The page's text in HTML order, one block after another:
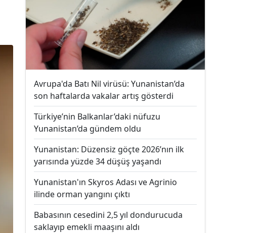
Avrupa'da Batı Nil virüsü: Yunanistan’da
son haftalarda vakalar artış gösterdi
Türkiye’nin Balkanlar’daki nüfuzu
Yunanistan’da gündem oldu
Yunanistan: Düzensiz göçte 2026’nın ilk
yarısında yüzde 34 düşüş yaşandı
Yunanistan'ın Skyros Adası ve Agrinio
ilinde orman yangını çıktı
Babasının cesedini 2,5 yıl dondurucuda
saklayıp emekli maaşını aldı